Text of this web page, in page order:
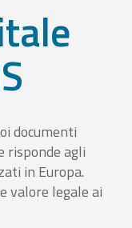
documenti
risponde agli
in Europa.
valore legale ai